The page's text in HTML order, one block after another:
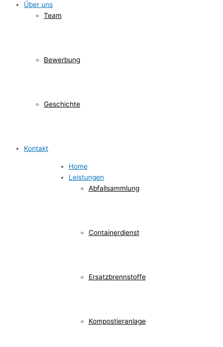
Über uns
Team
Bewerbung
Geschichte
Kontakt
Home
Leistungen
Abfallsammlung
Containerdienst
Ersatzbrennstoffe
Kompostieranlage